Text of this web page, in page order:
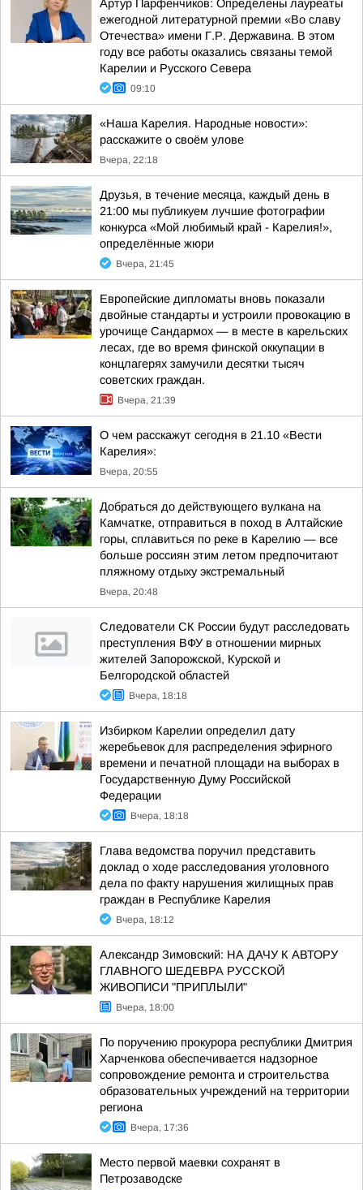
Артур Парфенчиков: Определены лауреаты
ежегодной литературной премии «Во славу
Отечества» имени Г.Р. Державина. В этом
году все работы оказались связаны темой
Карелии и Русского Севера
09:10
«Наша Карелия. Народные новости»:
расскажите о своём улове
Вчера, 22:18
Друзья, в течение месяца, каждый день в
21:00 мы публикуем лучшие фотографии
конкурса «Мой любимый край - Карелия!»,
определённые жюри
Вчера, 21:45
Европейские дипломаты вновь показали
двойные стандарты и устроили провокацию в
урочище Сандармох — в месте в карельских
лесах, где во время финской оккупации в
концлагерях замучили десятки тысяч
советских граждан.
Вчера, 21:39
О чем расскажут сегодня в 21.10 «Вести
Карелия»:
Вчера, 20:55
Добраться до действующего вулкана на
Камчатке, отправиться в поход в Алтайские
горы, сплавиться по реке в Карелию — все
больше россиян этим летом предпочитают
пляжному отдыху экстремальный
Вчера, 20:48
Следователи СК России будут расследовать
преступления ВФУ в отношении мирных
жителей Запорожской, Курской и
Белгородской областей
Вчера, 18:18
Избирком Карелии определил дату
жеребьевок для распределения эфирного
времени и печатной площади на выборах в
Государственную Думу Российской
Федерации
Вчера, 18:18
Глава ведомства поручил представить
доклад о ходе расследования уголовного
дела по факту нарушения жилищных прав
граждан в Республике Карелия
Вчера, 18:12
Александр Зимовский: НА ДАЧУ К АВТОРУ
ГЛАВНОГО ШЕДЕВРА РУССКОЙ
ЖИВОПИСИ "ПРИПЛЫЛИ"
Вчера, 18:00
По поручению прокурора республики Дмитрия
Харченкова обеспечивается надзорное
сопровождение ремонта и строительства
образовательных учреждений на территории
региона
Вчера, 17:36
Место первой маевки сохранят в
Петрозаводске